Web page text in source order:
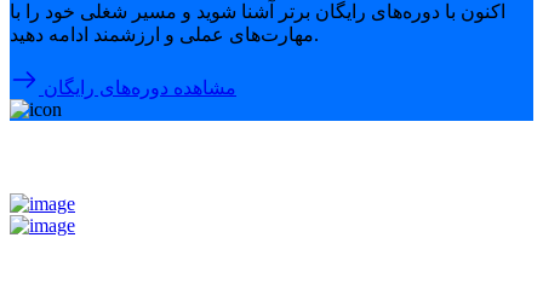
اکنون با دوره‌های رایگان برتر آشنا شوید و مسیر شغلی خود را با
مهارت‌های عملی و ارزشمند ادامه دهید.
مشاهده دوره‌های رایگان